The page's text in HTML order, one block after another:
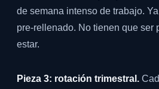
de semana intenso de trabajo.
pre-rellenado. No tienen que ser
estar.
Pieza 3: rotación trimestral.